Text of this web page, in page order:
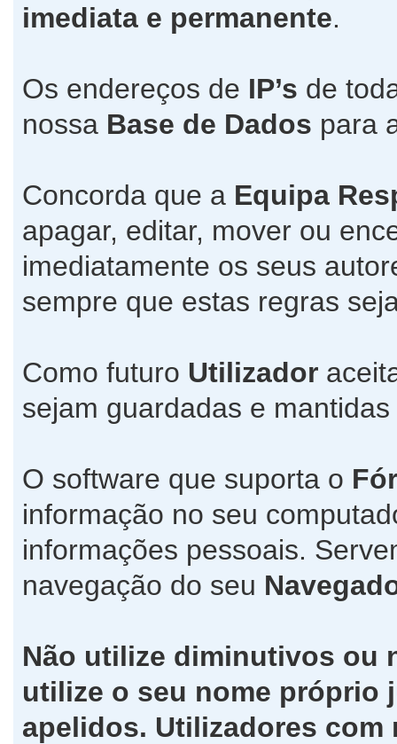
imediata e permanente.
Os endereços de IP’s de
nossa Base de Dados para
Concorda que a Equipa
apagar, editar, mover ou
imediatamente os seus
sempre que estas regras
Como futuro Utilizador
sejam guardadas e
O software que suporta o
informação no seu
informações pessoais.
navegação do seu
Não utilize diminutivos ou
utilize o seu nome próprio
apelidos. Utilizadores